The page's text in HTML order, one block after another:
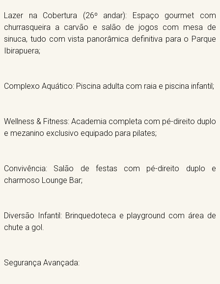
Lazer na Cobertura (26º andar): Espaço gourmet com
churrasqueira a carvão e salão de jogos com mesa de
sinuca, tudo com vista panorâmica definitiva para o Parque
Ibirapuera;
Complexo Aquático: Piscina adulta com raia e piscina infantil;
Wellness & Fitness: Academia completa com pé-direito duplo
e mezanino exclusivo equipado para pilates;
Convivência: Salão de festas com pé-direito duplo e
charmoso Lounge Bar;
Diversão Infantil: Brinquedoteca e playground com área de
chute a gol.
Segurança Avançada: